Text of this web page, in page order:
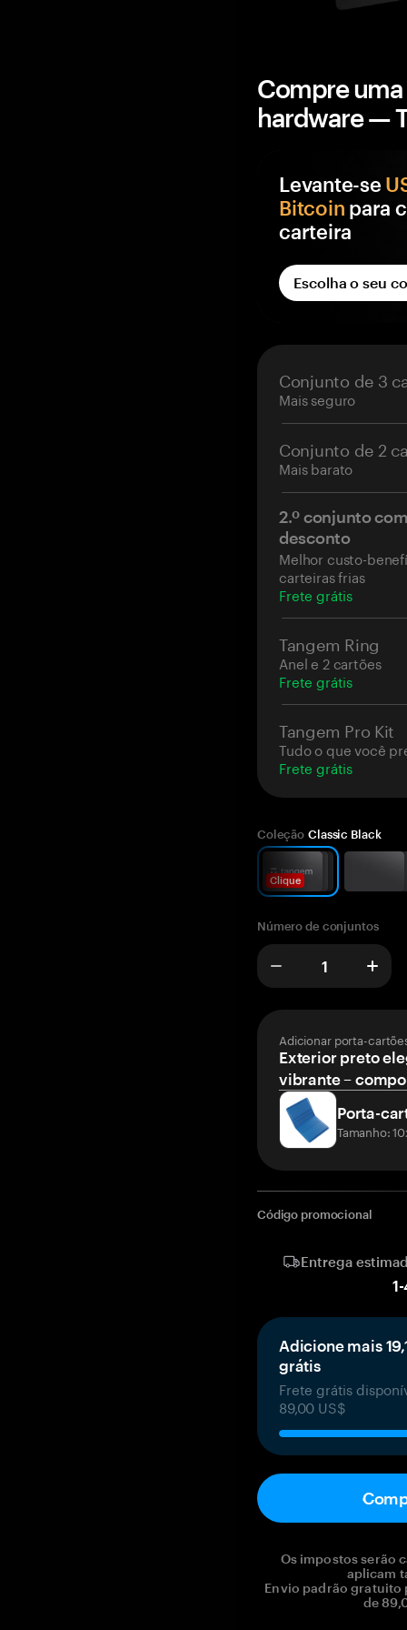
Compre
hardware —
Levante-se
Bitcoin
carteira
Cada carteira
recompensa em
pedir.
Aterrissará em
autocustódia.
O crédito será
a ativação.
Escolha o seu
Conjunto de 3
Mais seguro
Conjunto de 2
Mais barato
2.º conjunto
desconto
Melhor custo-
carteiras frias
Frete grátis
Tangem Ring
Anel e 2 cartões
Frete grátis
Tangem Pro Kit
Tudo o que você
Frete grátis
Coleção Classic Black
Clique
Número de conjuntos
Adicionar porta-
Exterior preto
vibrante –
Porta-
Tamanho:
Código promocional
Entrega
1-
Adicione mais
grátis
Frete grátis
89,00 US$
Os impostos serão
aplicam
Envio padrão gratuito
de